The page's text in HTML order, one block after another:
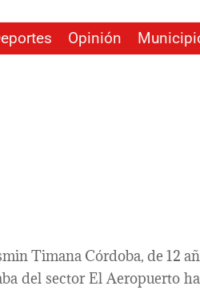
Opinión
Timana Córdoba, de 12
del sector El Aeropuerto